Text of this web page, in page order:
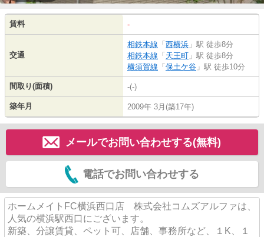
賃料 -
交通
相鉄本線 「 西横浜 」駅 徒歩8分
相鉄本線 「 天王町 」駅 徒歩8分
横須賀線 「 保土ケ谷 」駅 徒歩10分
間取り(面積) -(-)
築年月 2009年 3月(築17年)
メールでお問い合わせする(無料)
電話でお問い合わせする
ホームメイトFC横浜西口店 株式会社コムズアルファは、
人気の横浜駅西口にございます。
新築、分譲賃貸、ペット可、店舗、事務所など、１K、１